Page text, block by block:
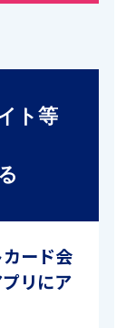
ト等
ード会
リにア